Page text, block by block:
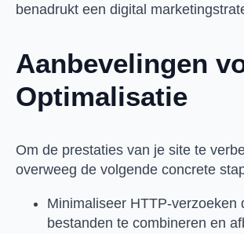
benadrukt een digital
Aanbevelingen
Optimalisatie
Om de prestaties van je site te
overweeg de volgende concrete
Minimaliseer HTTP-verzoeken
bestanden te combineren en